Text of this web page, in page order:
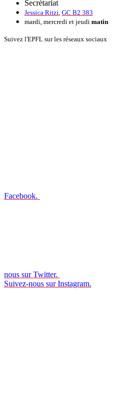
Secrétariat
Jessica Ritzi GC B2 383
mardi, mercredi et jeudi matin
Suivez l'EPFL sur les réseaux sociaux
Facebook.
nous sur Twitter.
Suivez-nous sur Instagram.